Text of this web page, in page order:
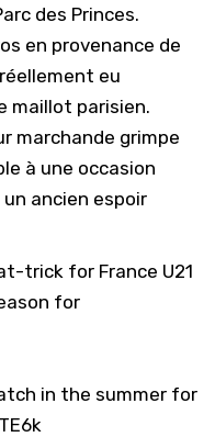
des Princes.
en provenance de
eu
maillot parisien.
marchande grimpe
à une occasion
un ancien espoir
trick for France U21
for
in the summer for